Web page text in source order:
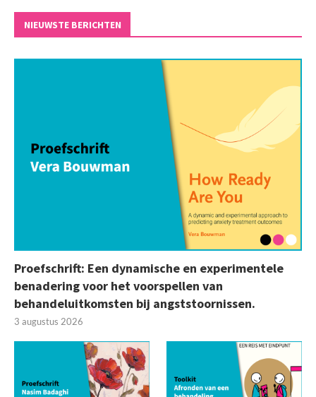
NIEUWSTE BERICHTEN
Proefschrift: Een dynamische en experimentele
benadering voor het voorspellen van
behandeluitkomsten bij angststoornissen.
3 augustus 2026